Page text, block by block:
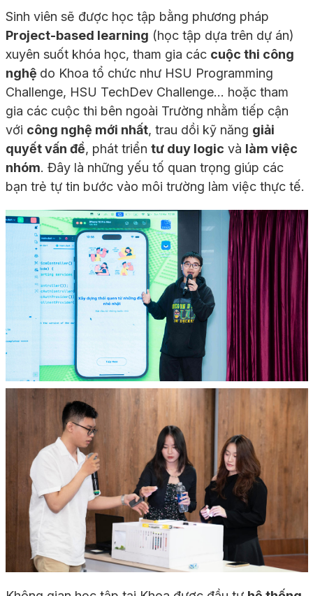
Sinh viên sẽ được học tập bằng phương pháp
Project-based learning (học tập dựa trên dự án)
xuyên suốt khóa học, tham gia các cuộc thi công
nghệ do Khoa tổ chức như HSU Programming
Challenge, HSU TechDev Challenge… hoặc tham
gia các cuộc thi bên ngoài Trường nhằm tiếp cận
với công nghệ mới nhất, trau dồi kỹ năng giải
quyết vấn đề, phát triển tư duy logic và làm việc
nhóm. Đây là những yếu tố quan trọng giúp các
bạn trẻ tự tin bước vào môi trường làm việc thực tế.